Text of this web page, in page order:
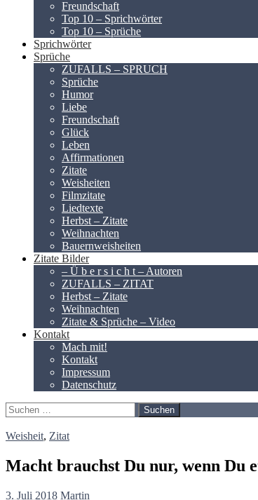
Freundschaft
Top 10 – Sprichwörter
Top 10 – Sprüche
Sprichwörter
Sprüche
ZUFALLS – SPRUCH
Sprüche
Humor
Liebe
Freundschaft
Glück
Leben
Affirmationen
Zitate
Weisheiten
Filmzitate
Liedtexte
Herbst – Zitate
Weihnachten
Bauernweisheiten
Zitate Bilder
– Ü b e r s i c h t – Autoren
ZUFALLS – ZITAT
Herbst – Zitate
Weihnachten
Zitate & Sprüche – Video
Kontakt
Mach mit!
Kontakt
Impressum
Datenschutz
Suchen
nach:
Weisheit, Zitat
Macht brauchst Du nur, wenn Du
3. Juli 2018 Martin